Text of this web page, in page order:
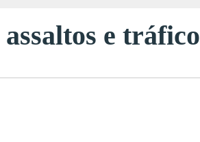
e tráfico